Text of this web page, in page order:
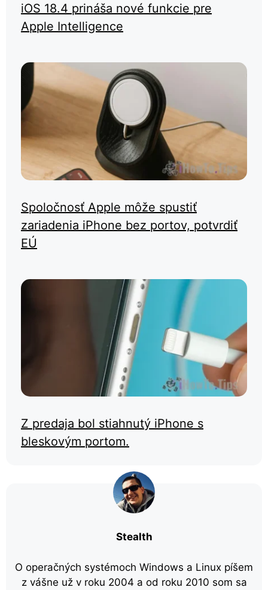
iOS 18.4 prináša nové funkcie pre
Apple Intelligence
Spoločnosť Apple môže spustiť
zariadenia iPhone bez portov, potvrdiť
EÚ
Z predaja bol stiahnutý iPhone s
bleskovým portom.
Stealth
O operačných systémoch Windows a Linux píšem
z vášne už v roku 2004 a od roku 2010 som sa